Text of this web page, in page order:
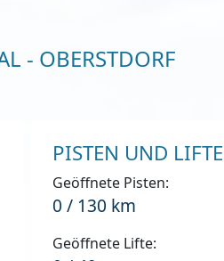
- OBERSTDORF
PISTEN UND LIFTE
Geöffnete Pisten:
0 / 130 km
Geöffnete Lifte: